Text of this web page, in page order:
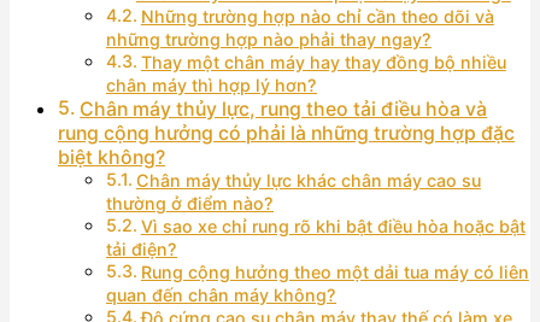
Những trường hợp nào chỉ cần theo dõi và
những trường hợp nào phải thay ngay?
Thay một chân máy hay thay đồng bộ nhiều
chân máy thì hợp lý hơn?
Chân máy thủy lực, rung theo tải điều hòa và
rung cộng hưởng có phải là những trường hợp đặc
biệt không?
Chân máy thủy lực khác chân máy cao su
thường ở điểm nào?
Vì sao xe chỉ rung rõ khi bật điều hòa hoặc bật
tải điện?
Rung cộng hưởng theo một dải tua máy có liên
quan đến chân máy không?
Độ cứng cao su chân máy thay thế có làm xe